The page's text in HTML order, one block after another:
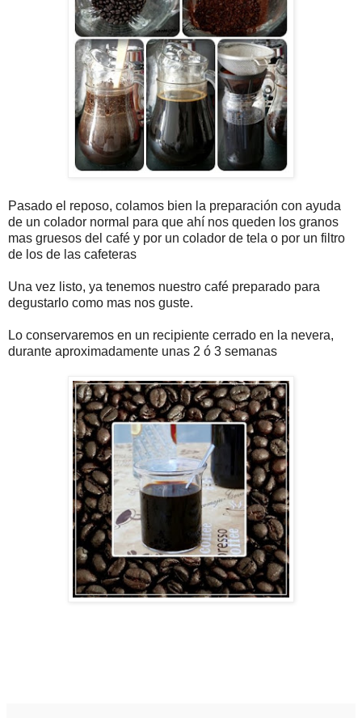
Pasado el reposo, colamos bien la preparación con ayuda
de un colador normal para que ahí nos queden los granos
mas gruesos del café y por un colador de tela o por un filtro
de los de las cafeteras
Una vez listo, ya tenemos nuestro café preparado para
degustarlo como mas nos guste.
Lo conservaremos en un recipiente cerrado en la nevera,
durante aproximadamente unas 2 ó 3 semanas